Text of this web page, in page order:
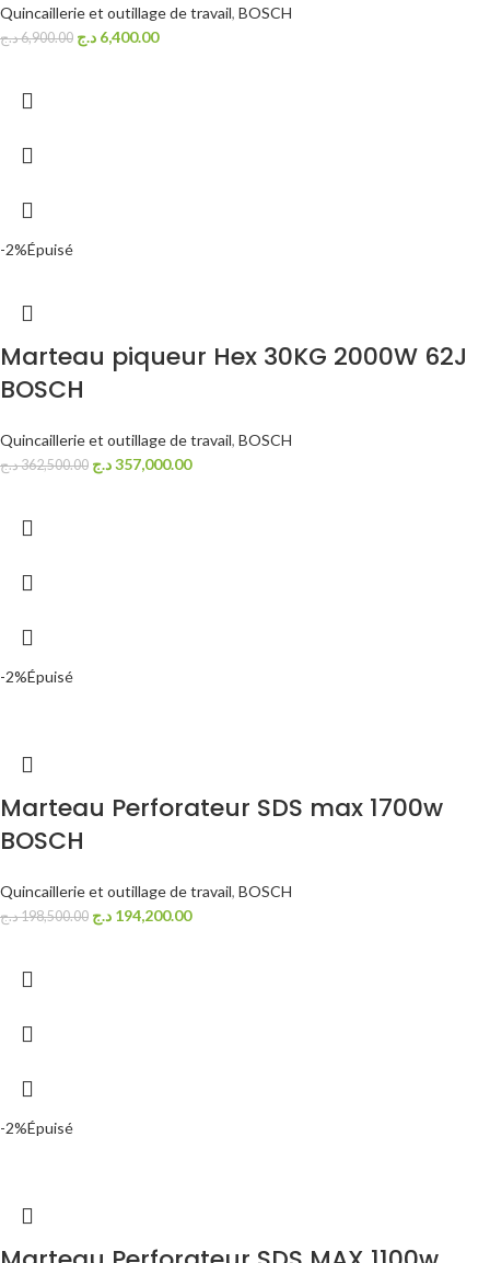
Quincaillerie et outillage de travail, BOSCH
6,900.00د.ج 6,400.00 د.ج
-2%Épuisé
Marteau piqueur Hex 30KG 2000W 62J
BOSCH
Quincaillerie et outillage de travail, BOSCH
362,500.00د.ج 357,000.00د.ج
-2%Épuisé
Marteau Perforateur SDS max 1700w
BOSCH
Quincaillerie et outillage de travail, BOSCH
198,500.00د.ج 194,200.00 د.ج
-2%Épuisé